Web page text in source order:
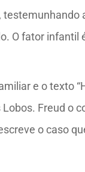
, testemunhando
O fator infantil
e o texto
Freud o
o caso